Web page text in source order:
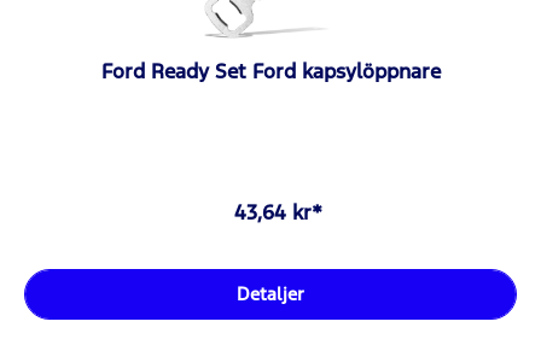
Ford Ready Set Ford kapsylöppnare
43,64 kr*
Detaljer